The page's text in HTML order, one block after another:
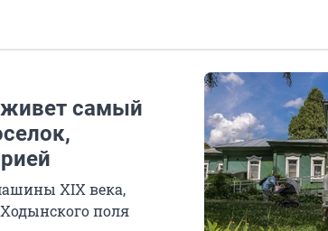
самый
XIX века,
поля